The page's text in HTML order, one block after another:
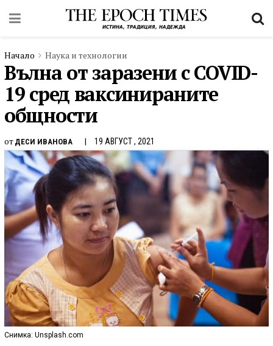
Начало Наука и технологии
Вълна от заразени с COVID-
19 сред ваксинираните
общности
от ДЕСИ ИВАНОВА 19 АВГУСТ , 2021
Снимка: Unsplash.com